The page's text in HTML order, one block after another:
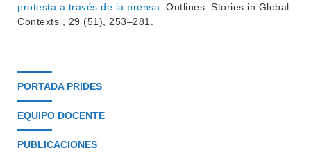
PORTADA PRIDES
EQUIPO DOCENTE
PUBLICACIONES
protesta a través de la prensa. Outlines: Stories in Global
Contexts , 29 (51), 253–281.